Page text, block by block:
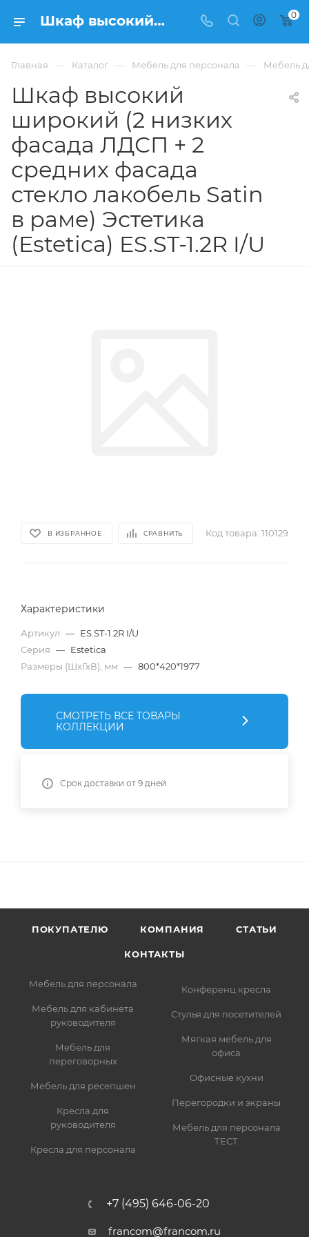
Шкаф высокий широкий (2 низких фасада ЛДСП + 2 средних фасада стекло лакобель Satin в раме) Эстетика (Estetica) ES.ST-1.2R I/U купить в Москве, цена . - интернет-магазин ФРАНКОМ 0
Главная — Каталог — Мебель для персонала — Мебель
Шкаф высокий
широкий (2 низких
фасада ЛДСП + 2
средних фасада
стекло лакобель Satin
в раме) Эстетика
(Estetica) ES.ST-1.2R I/U
В ИЗБРАННОЕ СРАВНИТЬ Код товара: 110129
Характеристики
Артикул — ES.ST-1.2R I/U
Серия — Estetica
Размеры (ШхГхВ), мм — 800*420*1977
СМОТРЕТЬ ВСЕ ТОВАРЫ
КОЛЛЕКЦИИ
Срок доставки от 9 дней
ПОКУПАТЕЛЮ КОМПАНИЯ СТАТЬИ
КОНТАКТЫ
Мебель для персонала
Мебель для кабинета
руководителя
Мебель для
переговорных
Мебель для ресепшен
Кресла для
руководителя
Кресла для персонала
Конференц кресла
Стулья для посетителей
Мягкая мебель для
офиса
Офисные кухни
Перегородки и экраны
Мебель для персонала
ТЕСТ
+7 (495) 646-06-20
francom@francom.ru